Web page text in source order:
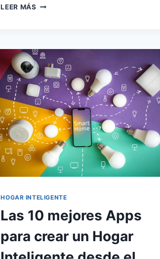
LEER MÁS CÓMO
TUS
PLANTAS
(GUÍA
PRÁCTICA
CON
EJEMPLOS
REALES)
HOGAR INTELIGENTE
Las 10 mejores Apps
para crear un Hogar